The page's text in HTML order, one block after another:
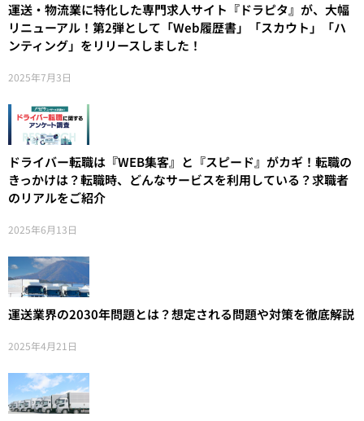
運送・物流業に特化した専門求人サイト『ドラピタ』が、大幅
リニューアル！第2弾として「Web履歴書」「スカウト」「ハ
ンティング」をリリースしました！
2025年7月3日
ドライバー転職は『WEB集客』と『スピード』がカギ！転職の
きっかけは？転職時、どんなサービスを利用している？求職者
のリアルをご紹介
2025年6月13日
運送業界の2030年問題とは？想定される問題や対策を徹底解説
2025年4月21日